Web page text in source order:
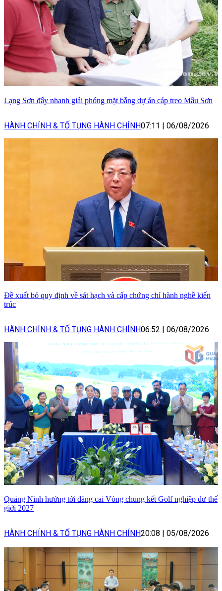
Lạng Sơn đẩy nhanh giải phóng mặt bằng dự án cáp treo Mẫu Sơn
HÀNH CHÍNH & TỐ TỤNG HÀNH CHÍNH07:11 06/08/2026
Đề xuất bỏ quy định về sát hạch và cấp chứng chỉ hành nghề kiến
trúc
HÀNH CHÍNH & TỐ TỤNG HÀNH CHÍNH06:52 | 06/08/2026
Quảng Ninh hướng tới đăng cai Vòng chung kết Golf nghiệp dư thế
giới 2027
HÀNH CHÍNH & TỐ TỤNG HÀNH CHÍNH20:08 | 05/08/2026